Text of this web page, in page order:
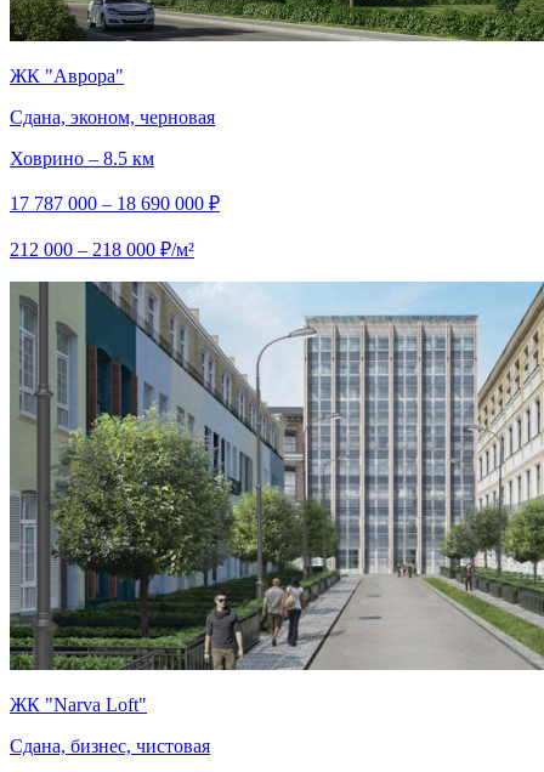
ЖК "Аврора"
Сдана, эконом, черновая
Ховрино – 8.5 км
17 787 000 – 18 690 000 ₽
212 000 – 218 000 ₽/м²
ЖК "Narva Loft"
Сдана, бизнес, чистовая